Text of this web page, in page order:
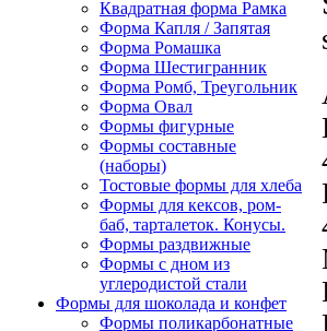
Квадратная форма Рамка
Форма Капля / Запятая
Форма Ромашка
Форма Шестигранник
Форма Ромб, Треугольник
Форма Овал
Формы фигурные
Формы составные
(наборы)
Тостовые формы для хлеба
Формы для кексов, ром-
баб, тарталеток. Конусы.
Формы раздвижные
Формы с дном из
углеродистой стали
Формы для шоколада и конфет
Формы поликарбонатные